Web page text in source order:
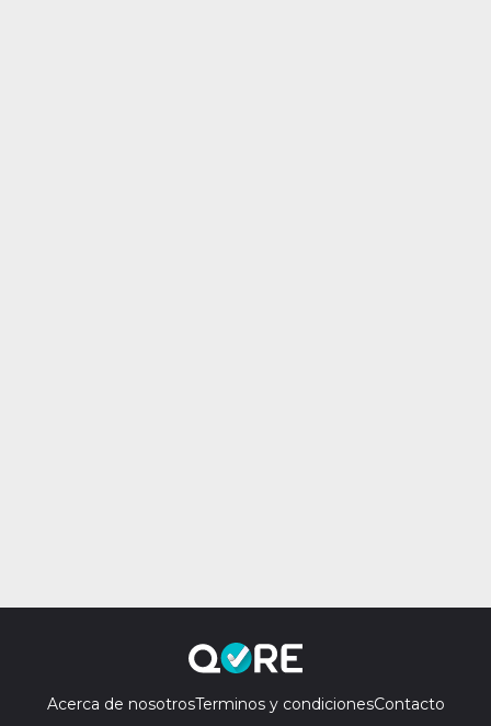
Acerca de nosotrosTerminos y condicionesContacto